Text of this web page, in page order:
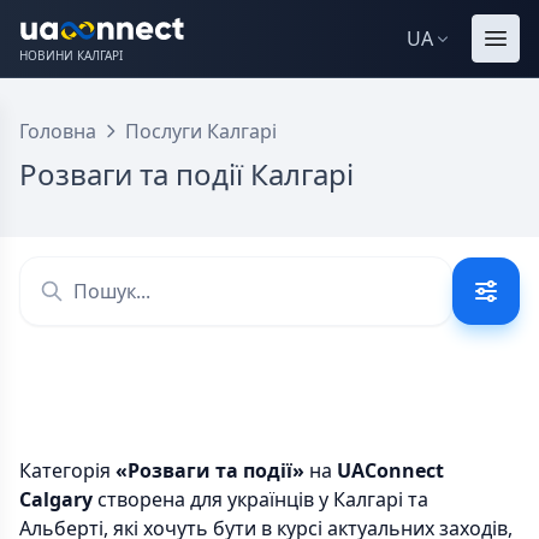
НОВИНИ КАЛГАРІ
UA
Головна Послуги Калгарі
Розваги та події Калгарі
Категорія «Розваги та події» на UAConnect
Calgaryстворена для українців у Калгарі та
Альберті, які хочуть бути в курсі актуальних заходів,